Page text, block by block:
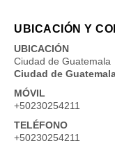
UBICACIÓN Y
UBICACIÓN
Ciudad de Guatemala
Ciudad de
MÓVIL
+50230254211
TELÉFONO
+50230254211